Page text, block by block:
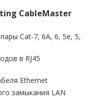
CableMaster
Cat-7, 6A, 6, 5e, 5,
в RJ45
Ethernet
замыкания LAN